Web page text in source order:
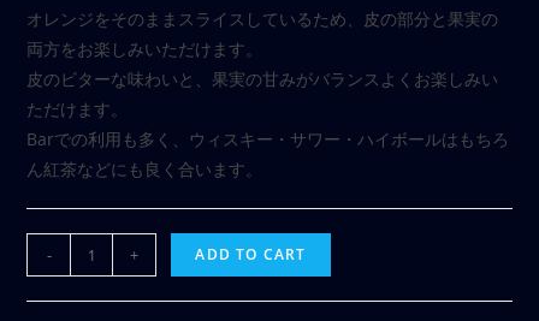
オレンジをそのままスライスしているため、皮の部分と果実の
両方をお楽しみいただけます。
皮のビターな味わいと、果実の甘みがバランスよくお楽しみい
ただけます。
Barでの利用も多く、ウィスキー・サワー・ハイボールはもちろ
ん紅茶などにも良く合います。
- + ADD TO CART